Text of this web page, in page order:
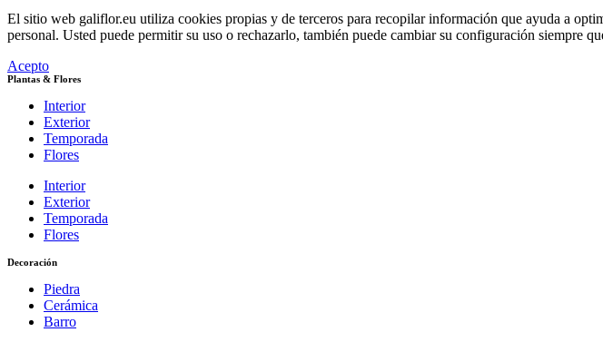
El sitio web galiflor.eu utiliza cookies propias y de terceros para recopilar información que ayuda a
personal. Usted puede permitir su uso o rechazarlo, también puede cambiar su configuración siempre
Acepto
Plantas & Flores
Interior
Exterior
Temporada
Flores
Interior
Exterior
Temporada
Flores
Decoración
Piedra
Cerámica
Barro